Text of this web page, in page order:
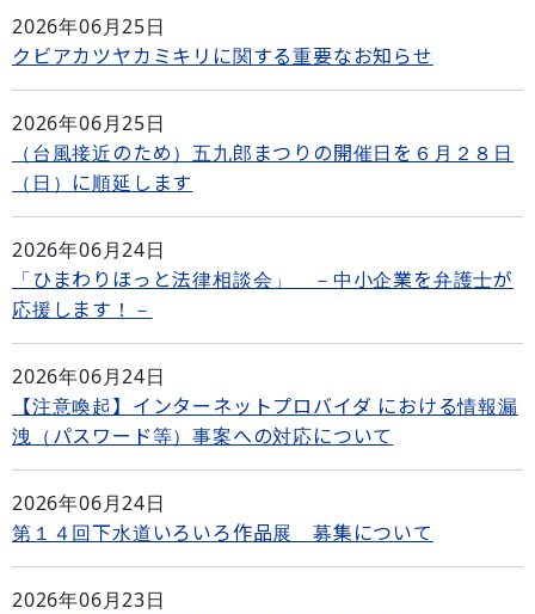
2026年06月25日
クビアカツヤカミキリに関する重要なお知らせ
2026年06月25日
（台風接近のため）五九郎まつりの開催日を６月２８日
（日）に順延します
2026年06月24日
「ひまわりほっと法律相談会」 －中小企業を弁護士が
応援します！－
2026年06月24日
【注意喚起】インターネットプロバイダ における情報漏
洩（パスワード等）事案への対応について
2026年06月24日
第１４回下水道いろいろ作品展 募集について
2026年06月23日